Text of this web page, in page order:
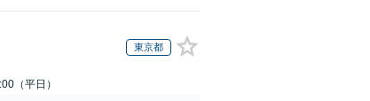
東京都
（平日）